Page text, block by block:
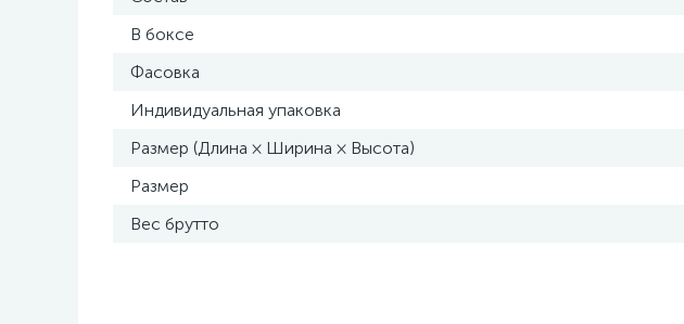
В боксе
Фасовка
Индивидуальная упаковка
Размер (Длина × Ширина × Высота)
Размер
Вес брутто